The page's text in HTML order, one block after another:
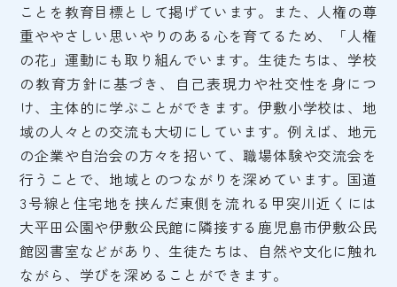
ことを教育目標として掲げています。また、人権の尊
重ややさしい思いやりのある心を育てるため、「人権
の花」運動にも取り組んでいます。生徒たちは、学校
の教育方針に基づき、自己表現力や社交性を身につ
け、主体的に学ぶことができます。伊敷小学校は、地
域の人々との交流も大切にしています。例えば、地元
の企業や自治会の方々を招いて、職場体験や交流会を
行うことで、地域とのつながりを深めています。国道
3号線と住宅地を挟んだ東側を流れる甲突川近くには
大平田公園や伊敷公民館に隣接する鹿児島市伊敷公民
館図書室などがあり、生徒たちは、自然や文化に触れ
ながら、学びを深めることができます。